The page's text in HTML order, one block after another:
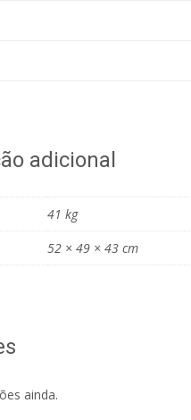
adicional
41 kg
52 × 49 × 43 cm
ainda.